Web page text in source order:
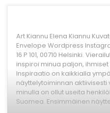
Art Kiannu Elena Kiannu
Envelope Wordpress
16 P 101, 00710 Helsinki.
inspiroi minua paljon,
Inspiraatio on kaikkialla
näyttelytoiminnan aktiivisesti
minulla on ollut useita
Suomea. Ensimmäinen